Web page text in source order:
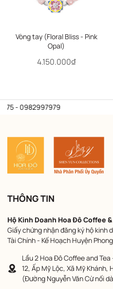
Vòng tay (Floral Bliss - Pink
Opal)
4.150.000₫
- 0982997979
THÔNG TIN
Hộ Kinh Doanh Hoa Đô Coffee
Giấy chứng nhận đăng ký hộ kinh
Tài Chính - Kế Hoạch Huyện
Lầu 2 Hoa Đô Coffee and
12, Ấp Mỹ Lộc, Xã Mỹ Khánh,
(Đường Nguyễn Văn Cừ nối